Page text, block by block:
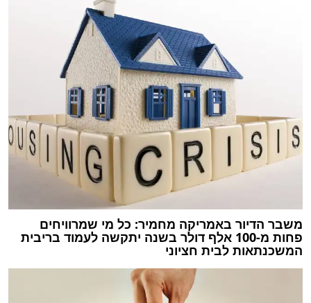
משבר הדיור באמריקה מחמיר: כל מי שמרוויחים
פחות מ-100 אלף דולר‏ בשנה יתקשה לעמוד בריבית
המשכנתאות לבית חציוני